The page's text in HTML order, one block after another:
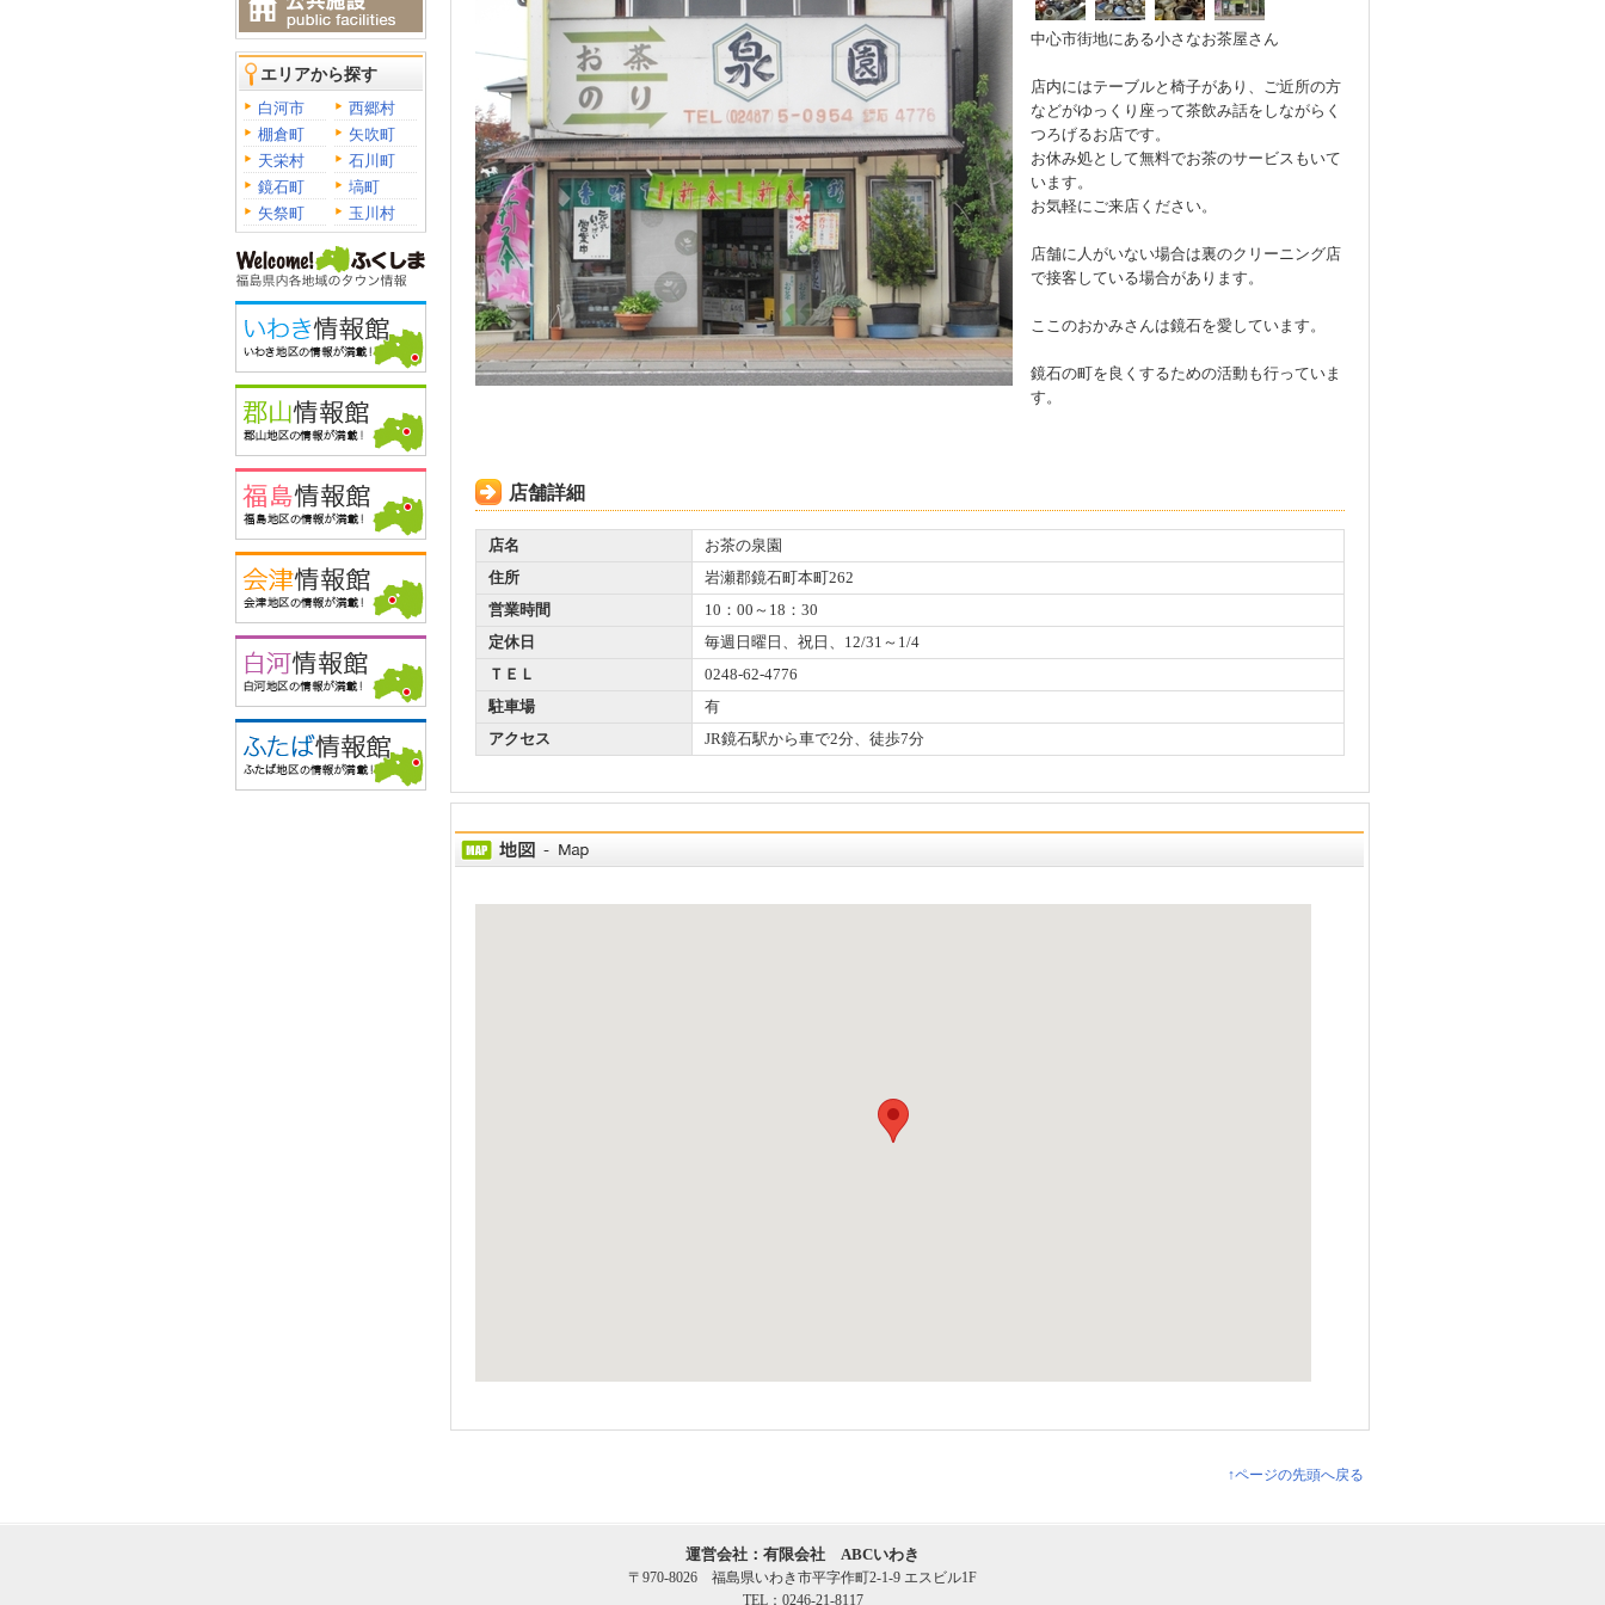
エリアから探す
白河市
西郷村
棚倉町
矢吹町
天栄村
石川町
鏡石町
塙町
矢祭町
玉川村
中心市街地にある小さなお茶屋さん
店内にはテーブルと椅子があり、ご近所の方
などがゆっくり座って茶飲み話をしながらく
つろげるお店です。
お休み処として無料でお茶のサービスもいて
います。
お気軽にご来店ください。
店舗に人がいない場合は裏のクリーニング店
で接客している場合があります。
ここのおかみさんは鏡石を愛しています。
鏡石の町を良くするための活動も行っていま
す。
店舗詳細
店名
お茶の泉園
住所
岩瀬郡鏡石町本町262
営業時間
10：00～18：30
定休日
毎週日曜日、祝日、12/31～1/4
ＴＥＬ
0248-62-4776
駐車場
有
アクセス
JR鏡石駅から車で2分、徒歩7分
↑ページの先頭へ戻る
運営会社：有限会社 ABCいわき
〒970-8026 福島県いわき市平字作町2-1-9 エスビル1F
TEL：0246-21-8117